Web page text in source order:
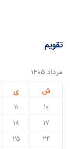
تقویم
مرداد ۱۴۰۵
ش
ی
۱۰
۱۱
۱۷
۱۸
۲۴
۲۵